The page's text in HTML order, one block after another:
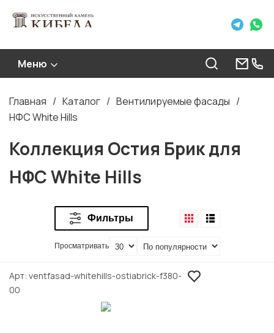
Меню
Строка
Главная Каталог
Вентилируемые фасады
НФС White Hills
Коллекция Остия Брик для
НФС White Hills
Фильтры
Просматривать
Арт ventfasad-whitehills-ostiabrick-f380-
00